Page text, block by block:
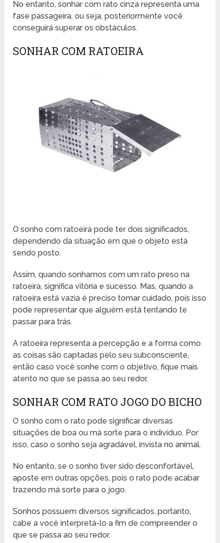
No entanto, sonhar com rato cinza representa uma
fase passageira, ou seja, posteriormente você
conseguirá superar os obstáculos.
SONHAR COM RATOEIRA
O sonho com ratoeira pode ter dois significados,
dependendo da situação em que o objeto está
sendo posto.
Assim, quando sonhamos com um rato preso na
ratoeira, significa vitória e sucesso. Mas, quando a
ratoeira está vazia é preciso tomar cuidado, pois isso
pode representar que alguém está tentando te
passar para trás.
A ratoeira representa a percepção e a forma como
as coisas são captadas pelo seu subconsciente,
então caso você sonhe com o objetivo, fique mais
atento no que se passa ao seu redor.
SONHAR COM RATO JOGO DO BICHO
O sonho com o rato pode significar diversas
situações de boa ou má sorte para o indivíduo. Por
isso, caso o sonho seja agradável, invista no animal.
No entanto, se o sonho tiver sido desconfortável,
aposte em outras opções, pois o rato pode acabar
trazendo má sorte para o jogo.
Sonhos possuem diversos significados, portanto,
cabe a você interpretá-lo a fim de compreender o
que se passa ao seu redor.